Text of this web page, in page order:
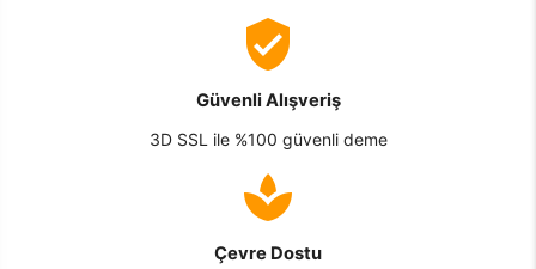
Güvenli Alışveriş
3D SSL ile %100 güvenli deme
Çevre Dostu